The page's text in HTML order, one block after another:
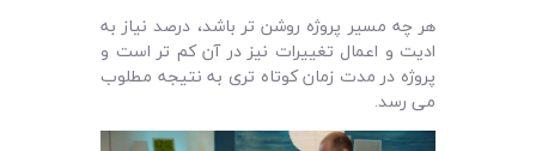
هر چه مسیر پروژه روشن تر باشد، درصد نیاز به
ادیت و اعمال تغییرات نیز در آن کم تر است و
پروژه در مدت زمان کوتاه تری به نتیجه مطلوب
می رسد.